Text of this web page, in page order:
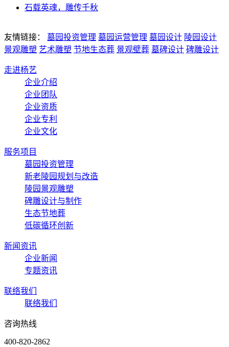
石载英魂，雕传千秋
友情链接： 墓园投资管理 墓园运营管理 墓园设计 陵园设计
景观雕塑 艺术雕塑 节地生态葬 景观壁葬 墓碑设计 碑雕设计
走进杨艺
企业介绍
企业团队
企业资质
企业专利
企业文化
服务项目
墓园投资管理
新老陵园规划与改造
陵园景观雕塑
碑雕设计与制作
生态节地葬
低碳循环创新
新闻资讯
企业新闻
专题资讯
联络我们
联络我们
咨询热线
400-820-2862